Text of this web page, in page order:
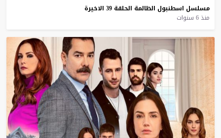
مسلسل اسطنبول الظالمة الحلقة 39 الاخيرة
منذ 6 سنوات